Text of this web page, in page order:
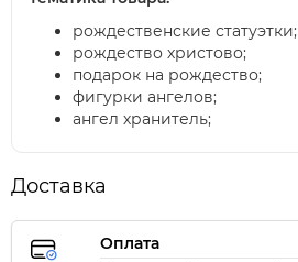
рождественские статуэтки;
рождество христово;
подарок на рождество;
фигурки ангелов;
ангел хранитель;
Доставка
Оплата